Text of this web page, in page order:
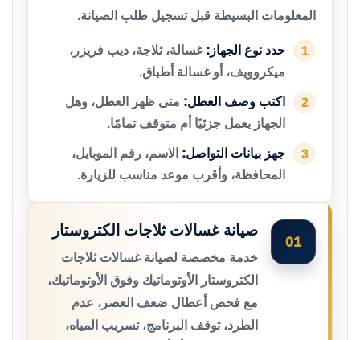
المعلومات البسيطة قبل تسجيل طلب الصيانة.
1 حدد نوع الجهاز: غسالة، ثلاجة، ديب فريزر،
ميكروويف، أو غسالة أطباق.
2 اكتب وصف العطل: متى ظهر العطل، وهل
الجهاز يعمل جزئيًا أم متوقف تمامًا.
3 جهز بيانات التواصل: الاسم، رقم الموبايل،
المحافظة، وأقرب موعد مناسب للزيارة.
01
صيانة غسالات ثلاجات الكتروستار
خدمة مخصصة لصيانة غسالات ثلاجات
الكتروستار الأوتوماتيك وفوق الأوتوماتيك،
مع فحص أعطال ضعف العصر، عدم
الطرد، توقف البرنامج، تسريب المياه،